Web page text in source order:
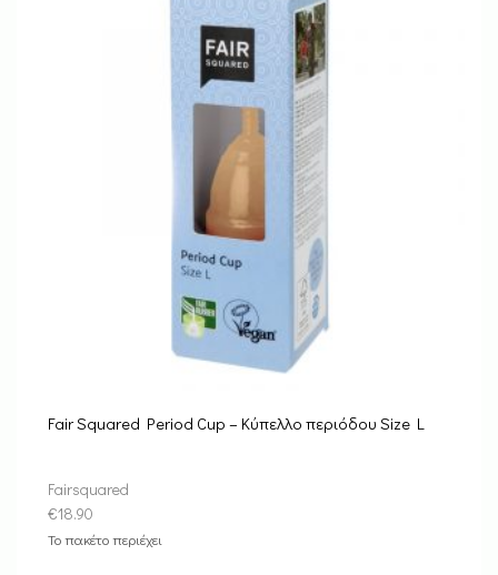
Fair Squared Period Cup – Κύπελλο περιόδου Size L
Fairsquared
€18.90
Το πακέτο περιέχει